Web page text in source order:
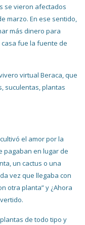
se vieron afectados
marzo. En ese sentido,
más dinero para
fue la fuente de
virtual Beraca, que
suculentas, plantas
el amor por la
pagaban en lugar de
un cactus o una
vez que llegaba con
otra planta” y ¿Ahora
de todo tipo y